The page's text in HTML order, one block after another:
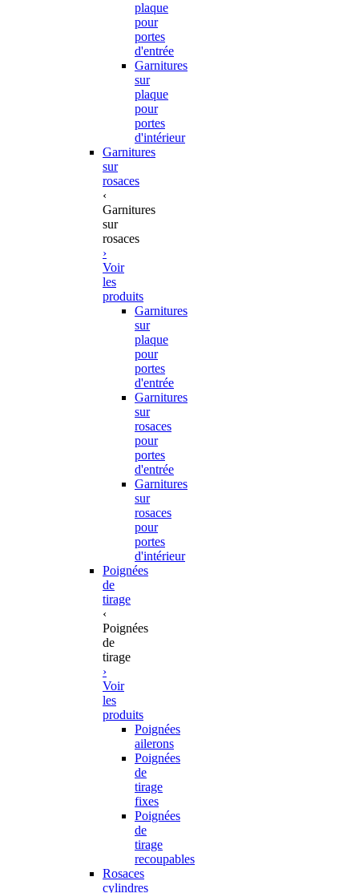
plaque
pour
portes
d'entrée
Garnitures
sur
plaque
pour
portes
d'intérieur
Garnitures
sur
rosaces
‹
Garnitures
sur
rosaces
›
Voir
les
produits
Garnitures
sur
plaque
pour
portes
d'entrée
Garnitures
sur
rosaces
pour
portes
d'entrée
Garnitures
sur
rosaces
pour
portes
d'intérieur
Poignées
de
tirage
‹
Poignées
de
tirage
›
Voir
les
produits
Poignées
ailerons
Poignées
de
tirage
fixes
Poignées
de
tirage
recoupables
Rosaces
cylindres